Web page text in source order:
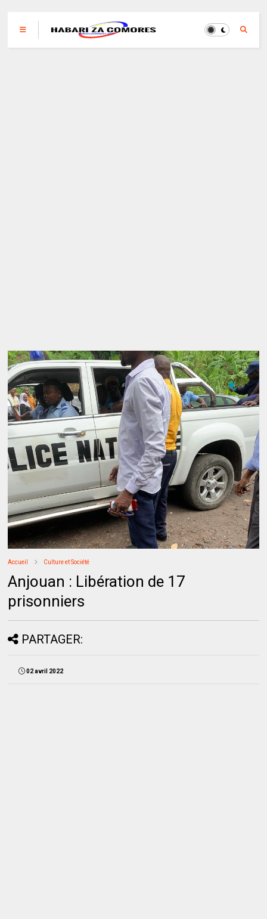
Accueil Culture et Société
Anjouan : Libération de 17
prisonniers
PARTAGER:
02 avril 2022